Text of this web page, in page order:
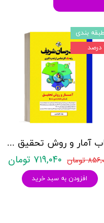
کتاب آمار و روش تحقیق مدرسان شریف
تومان ۷۱۹,۰۴۰ تومان
افزودن به سبد خرید
بندی